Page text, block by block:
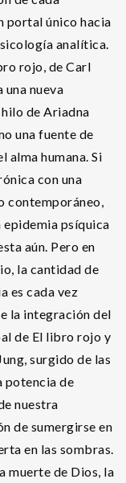
portal único hacia
analítica.
rojo, de Carl
una nueva
de Ariadna
una fuente de
alma humana. Si
con una
contemporáneo,
epidemia psíquica
aún. Pero en
la cantidad de
es cada vez
la integración del
de El libro rojo y
surgido de las
potencia de
nuestra
de sumergirse en
en las sombras.
muerte de Dios, la